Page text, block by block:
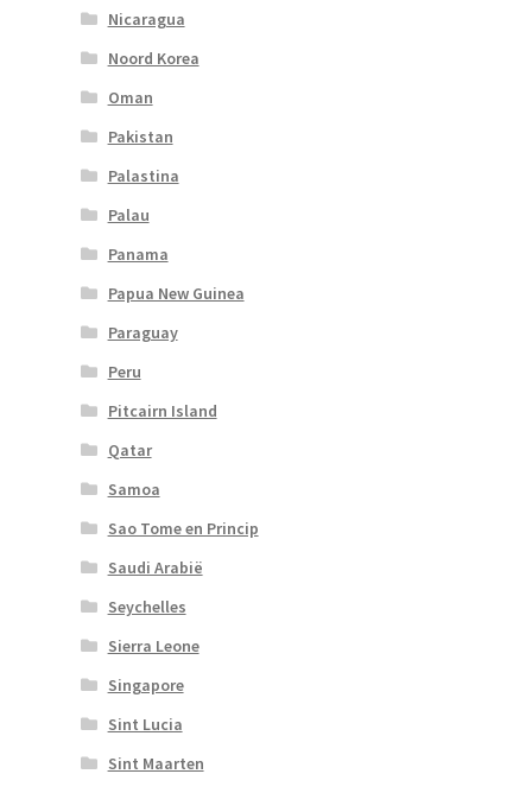
Nicaragua
Noord Korea
Oman
Pakistan
Palastina
Palau
Panama
Papua New Guinea
Paraguay
Peru
Pitcairn Island
Qatar
Samoa
Sao Tome en Princip
Saudi Arabië
Seychelles
Sierra Leone
Singapore
Sint Lucia
Sint Maarten